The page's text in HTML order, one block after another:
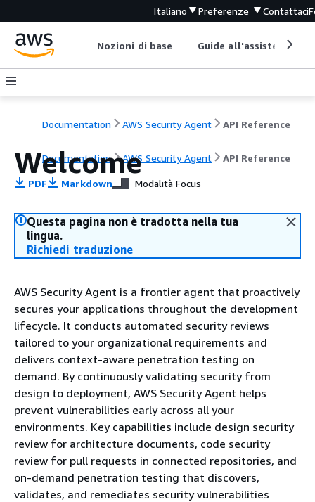
Italiano Preferenze Contattaci
Nozioni di base Guide all'assistenza
Documentation AWS Security Agent API Reference
Documentation AWS Security Agent API Reference
Welcome
PDF Markdown Modalità Focus
Questa pagina non è tradotta nella tua
lingua.
Richiedi traduzione
AWS Security Agent is a frontier agent that proactively
secures your applications throughout the development
lifecycle. It conducts automated security reviews
tailored to your organizational requirements and
delivers context-aware penetration testing on
demand. By continuously validating security from
design to deployment, AWS Security Agent helps
prevent vulnerabilities early across all your
environments. Key capabilities include design security
review for architecture documents, code security
review for pull requests in connected repositories, and
on-demand penetration testing that discovers,
validates, and remediates security vulnerabilities